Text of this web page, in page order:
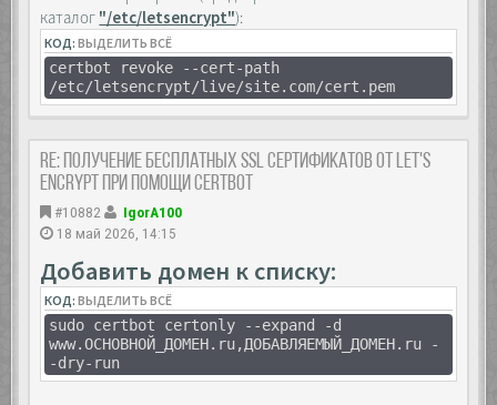
каталог "/etc/letsencrypt"):
КОД:ВЫДЕЛИТЬ ВСЁ
certbot revoke --cert-path
/etc/letsencrypt/live/site.com/cert.pem
Re: Получение бесплатных SSL сертификатов от Let's
Encrypt при помощи Certbot
#10882
IgorA100
18 май 2026, 14:15
Добавить домен к списку:
КОД:ВЫДЕЛИТЬ ВСЁ
sudo certbot certonly --expand -d
www.ОСНОВНОЙ_ДОМЕН.ru,ДОБАВЛЯЕМЫЙ_ДОМЕН.ru -
-dry-run